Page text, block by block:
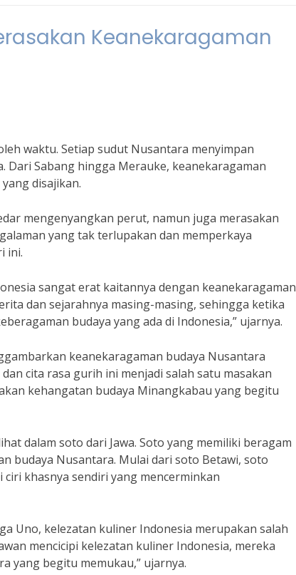
Keanekaragaman
waktu. Setiap sudut Nusantara menyimpan
Dari Sabang hingga Merauke, keanekaragaman
disajikan.
mengenyangkan perut, namun juga merasakan
yang tak terlupakan dan memperkaya
ini.
sangat erat kaitannya dengan keanekaragaman
dan sejarahnya masing-masing, sehingga ketika
budaya yang ada di Indonesia,” ujarnya.
keanekaragaman budaya Nusantara
cita rasa gurih ini menjadi salah satu masakan
kehangatan budaya Minangkabau yang begitu
dalam soto dari Jawa. Soto yang memiliki beragam
budaya Nusantara. Mulai dari soto Betawi, soto
khasnya sendiri yang mencerminkan
Uno, kelezatan kuliner Indonesia merupakan salah
mencicipi kelezatan kuliner Indonesia, mereka
yang begitu memukau,” ujarnya.